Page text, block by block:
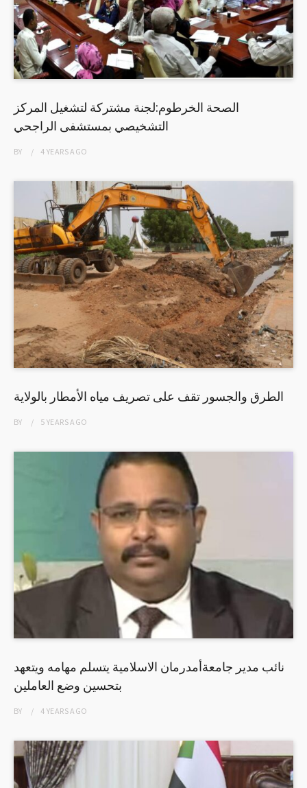
الصحة الخرطوم:لجنة مشتركة لتشغيل المركز
التشخيصي بمستشفى الراجحي
BY 4 YEARSAGO
الطرق والجسور تقف على تصريف مياه الأمطار بالولاية
BY 5 YEARSAGO
نائب مدير جامعةأمدرمان الاسلامية يتسلم مهامه ويتعهد
بتحسين وضع العاملين
BY 4 YEARSAGO